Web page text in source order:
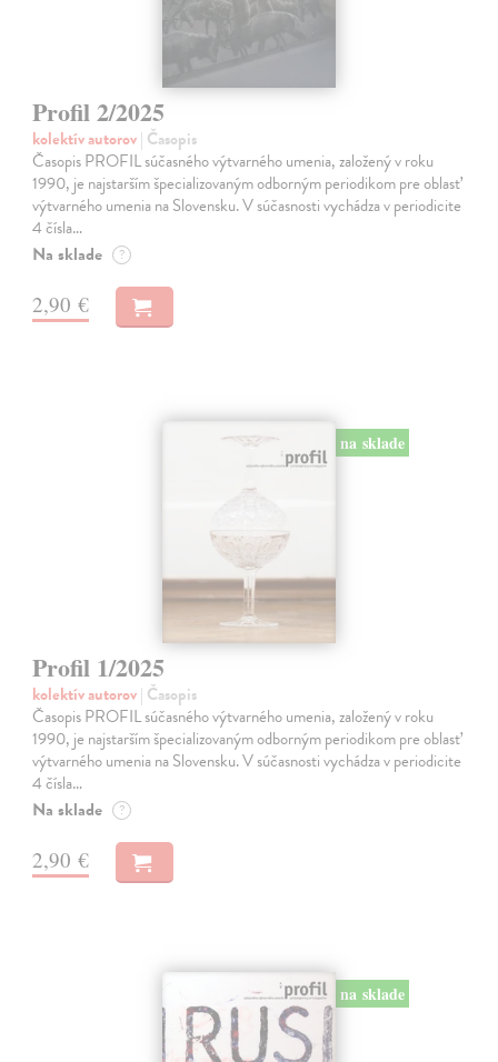
Profil 2/2025
kolektív autorov| Časopis
Časopis PROFIL súčasného výtvarného umenia, založený v roku
1990, je najstarším špecializovaným odborným periodikom pre oblasť
výtvarného umenia na Slovensku. V súčasnosti vychádza v periodicite
4 čísla…
Na sklade ?
2,90 €
na sklade
Profil 1/2025
kolektív autorov| Časopis
Časopis PROFIL súčasného výtvarného umenia, založený v roku
1990, je najstarším špecializovaným odborným periodikom pre oblasť
výtvarného umenia na Slovensku. V súčasnosti vychádza v periodicite
4 čísla…
Na sklade ?
2,90 €
na sklade